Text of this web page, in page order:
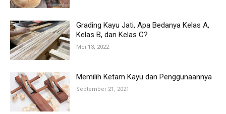
Grading Kayu Jati, Apa Bedanya Kelas A,
Kelas B, dan Kelas C?
Mei 13, 2022
Memilih Ketam Kayu dan Penggunaannya
September 21, 2021